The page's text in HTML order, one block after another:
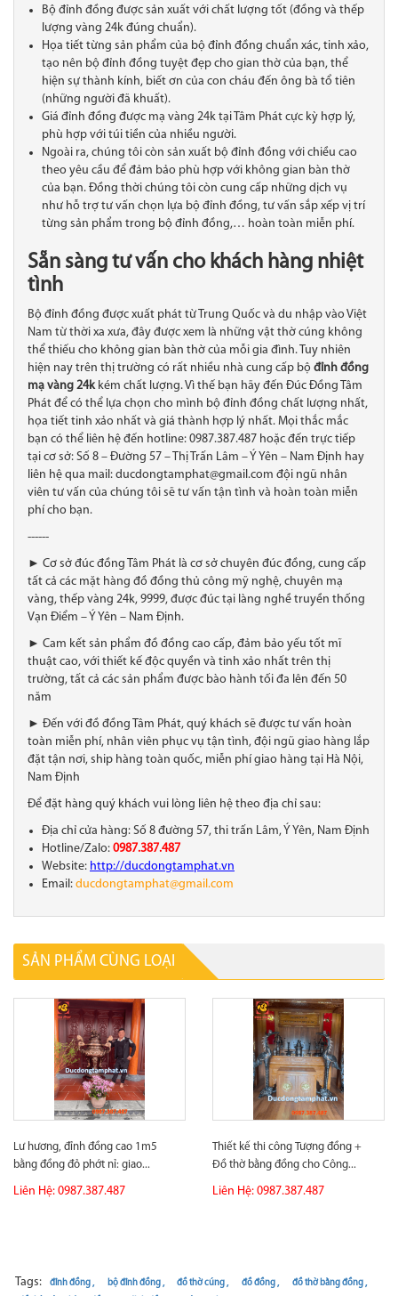
Bộ đỉnh đồng được sản xuất với chất lượng tốt (đồng và thếp
lượng vàng 24k đúng chuẩn).
Họa tiết từng sản phẩm của bộ đỉnh đồng chuẩn xác, tinh xảo,
tạo nên bộ đỉnh đồng tuyệt đẹp cho gian thờ của bạn, thể
hiện sự thành kính, biết ơn của con cháu đến ông bà tổ tiên
(những người đã khuất).
Giá đỉnh đồng được mạ vàng 24k tại Tâm Phát cực kỳ hợp lý,
phù hợp với túi tiền của nhiều người.
Ngoài ra, chúng tôi còn sản xuất bộ đỉnh đồng với chiều cao
theo yêu cầu để đảm bảo phù hợp với không gian bàn thờ
của bạn. Đồng thời chúng tôi còn cung cấp những dịch vụ
như hỗ trợ tư vấn chọn lựa bộ đỉnh đồng, tư vấn sắp xếp vị trí
từng sản phẩm trong bộ đỉnh đồng,… hoàn toàn miễn phí.
Sẵn sàng tư vấn cho khách hàng nhiệt
tình
Bộ đỉnh đồng được xuất phát từ Trung Quốc và du nhập vào Việt
Nam từ thời xa xưa, đây được xem là những vật thờ cúng không
thể thiếu cho không gian bàn thờ của mỗi gia đình. Tuy nhiên
hiện nay trên thị trường có rất nhiều nhà cung cấp bộ đỉnh đồng
mạ vàng 24kkém chất lượng. Vì thế bạn hãy đến Đúc Đồng Tâm
Phát để có thể lựa chọn cho mình bộ đỉnh đồng chất lượng nhất,
họa tiết tinh xảo nhất và giá thành hợp lý nhất. Mọi thắc mắc
bạn có thể liên hệ đến hotline: 0987.387.487 hoặc đến trực tiếp
tại cơ sở: Số 8 – Đường 57 – Thị Trấn Lâm – Ý Yên – Nam Định hay
liên hệ qua mail: ducdongtamphat@gmail.com đội ngũ nhân
viên tư vấn của chúng tôi sẽ tư vấn tận tình và hoàn toàn miễn
phí cho bạn.
------
► Cơ sở đúc đồng Tâm Phát là cơ sở chuyên đúc đồng, cung cấp
tất cả các mặt hàng đồ đồng thủ công mỹ nghệ, chuyên mạ
vàng, thếp vàng 24k, 9999, được đúc tại làng nghề truyền thống
Vạn Điểm – Ý Yên – Nam Định.
► Cam kết sản phẩm đồ đồng cao cấp, đảm bảo yếu tốt mĩ
thuật cao, với thiết kế độc quyền và tinh xảo nhất trên thị
trường, tất cả các sản phẩm được bào hành tối đa lên đến 50
năm
► Đến với đồ đồng Tâm Phát, quý khách sẽ được tư vấn hoàn
toàn miễn phí, nhân viên phục vụ tận tình, đội ngũ giao hàng lắp
đặt tận nơi, ship hàng toàn quốc, miễn phí giao hàng tại Hà Nội,
Nam Định
Để đặt hàng quý khách vui lòng liên hệ theo địa chỉ sau:
Địa chỉ cửa hàng: Số 8 đường 57, thi trấn Lâm, Ý Yên, Nam Định
Hotline/Zalo: 0987.387.487
Website: http://ducdongtamphat.vn
Email: ducdongtamphat@gmail.com
SẢN PHẨM CÙNG LOẠI
Lư hương, đỉnh đồng cao 1m5
bằng đồng đỏ phớt nỉ: giao...
Liên Hệ: 0987.387.487
Thiết kế thi công Tượng đồng +
Đồ thờ bằng đồng cho Công...
Liên Hệ: 0987.387.487
Tags: đỉnh đồng , bộ đỉnh đồng , đồ thờ cúng , đồ đồng ,
đồ thờ bằng đồng ,